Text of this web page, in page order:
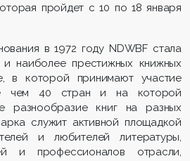
пройдет с 10 по 18 января
в 1972 году NDWBF стала
наиболее престижных книжных
в которой принимают участие
чем 40 стран и на которой
разнообразие книг на разных
служит активной площадкой
и любителей литературы,
и профессионалов отрасли,